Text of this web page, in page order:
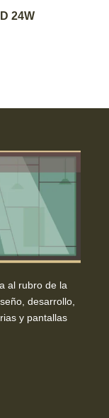
24W
al rubro de la
desarrollo,
y pantallas